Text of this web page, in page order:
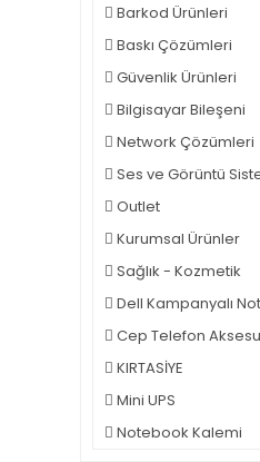
Barkod Ürünleri
Baskı Çözümleri
Güvenlik Ürünleri
Bilgisayar Bileşeni
Network Çözümleri
Ses ve Görüntü
Outlet
Kurumsal Ürünler
Sağlık - Kozmetik
Dell Kampanyalı
Cep Telefon
KIRTASİYE
Mini UPS
Notebook Kalemi